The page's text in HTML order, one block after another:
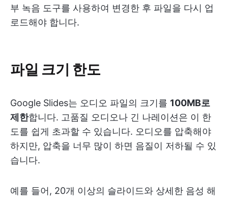
부 녹음 도구를 사용하여 변경한 후 파일을 다시 업
로드해야 합니다.
파일 크기 한도
Google Slides는 오디오 파일의 크기를 100MB로
제한합니다. 고품질 오디오나 긴 나레이션은 이 한
도를 쉽게 초과할 수 있습니다. 오디오를 압축해야
하지만, 압축을 너무 많이 하면 음질이 저하될 수 있
습니다.
예를 들어, 20개 이상의 슬라이드와 상세한 음성 해